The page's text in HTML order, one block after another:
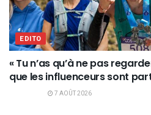
EDITO
« Tu n’as qu’à ne pas
que les influenceurs sont
7 AOÛT 2026